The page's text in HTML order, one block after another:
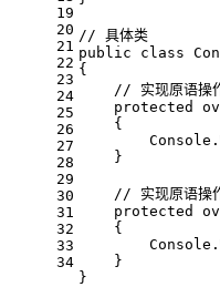
19
20
21
22
23
24
25
26
27
28
29
30
31
32
33
34
// 具体类
public
class
{
// 实现原语操
protected
    {
    }
// 实现原语操
protected
    {
    }
}